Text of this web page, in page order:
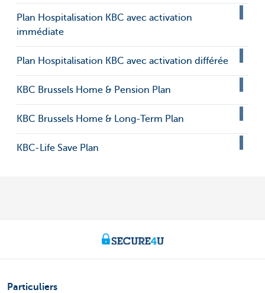
Plan Hospitalisation KBC avec activation
immédiate
Plan Hospitalisation KBC avec activation différée
KBC Brussels Home & Pension Plan
KBC Brussels Home & Long-Term Plan
KBC-Life Save Plan
Particuliers